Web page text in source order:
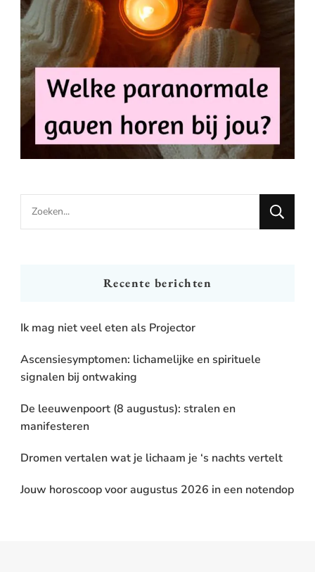
Looking
for
Recente berichten
Ik mag niet veel eten als Projector
Ascensiesymptomen: lichamelijke en spirituele
signalen bij ontwaking
De leeuwenpoort (8 augustus): stralen en
manifesteren
Dromen vertalen wat je lichaam je ‘s nachts vertelt
Jouw horoscoop voor augustus 2026 in een notendop